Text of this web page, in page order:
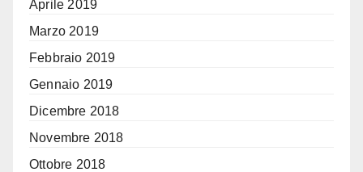
Aprile 2019
Marzo 2019
Febbraio 2019
Gennaio 2019
Dicembre 2018
Novembre 2018
Ottobre 2018